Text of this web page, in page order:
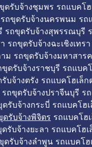
ดรับจ้างชุมพร รถแบคโ
ถขุดรับจ้างนครพนม ร
รถขุดรับจ้างสุพรรณบุรี
รถขุดรับจ้างฉะเชิงเทร
ม รถขุดรับจ้างมหาสา
ดรับจ้างราชบุรี รถแบค
บจ้างตรัง รถแบคโฮเล็
ถขุดรับจ้างปราจีนบุรี ร
รับจ้างกระบี่ รถแบคโฮ
ดรับจ้างพิจิตร รถแบคโฮ
รับจ้างยะลา รถแบคโฮ
ดรับจ้างลำพูน รถแบคโ